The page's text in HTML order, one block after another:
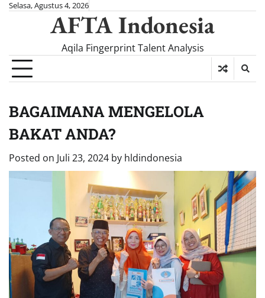
SkipSelasa, Agustus 4, 2026
AFTA Indonesia
Aqila Fingerprint Talent Analysis
BAGAIMANA MENGELOLA
BAKAT ANDA?
Posted on Juli 23, 2024 by hldindonesia